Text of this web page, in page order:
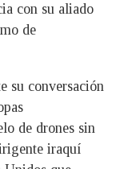
con su aliado
de
su conversación
de drones sin
iraquí